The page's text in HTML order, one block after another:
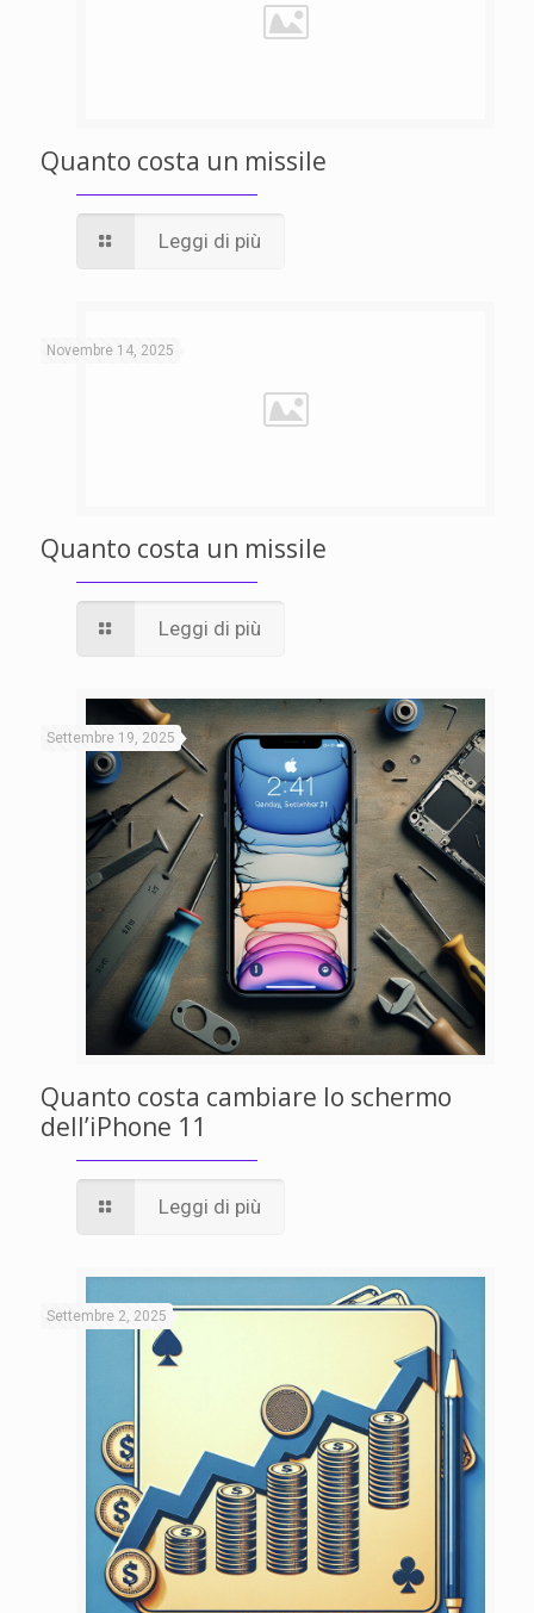
Quanto costa un missile
Leggi di più
Novembre 14, 2025
Quanto costa un missile
Leggi di più
Settembre 19, 2025
Quanto costa cambiare lo schermo
dell’iPhone 11
Leggi di più
Settembre 2, 2025